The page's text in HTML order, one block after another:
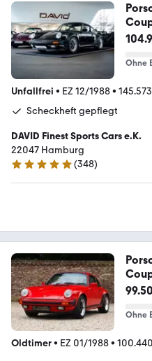
Ohne
Unfallfrei • EZ 12/1988•
Scheckheft gepflegt
DAVID Finest Sports Cars e.K.
22047 Hamburg
4.9 Sterne
(348)
Ohne
Oldtimer• EZ 01/1988•